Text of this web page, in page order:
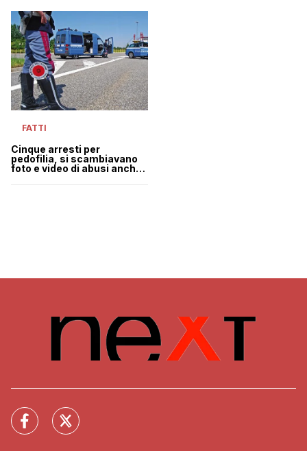
FATTI
Cinque arresti per
pedofilia, si scambiavano
foto e video di abusi anche